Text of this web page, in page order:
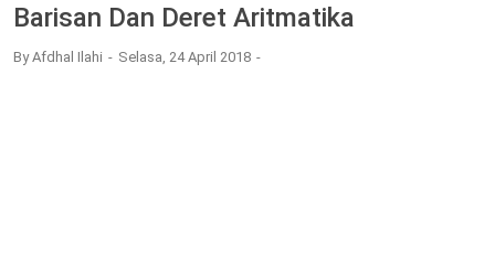
Barisan Dan Deret Aritmatika
ByAfdhal Ilahi Selasa, 24 April 2018